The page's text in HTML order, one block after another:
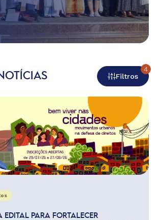
Filtros
4
EDITAL PARA FORTALECER